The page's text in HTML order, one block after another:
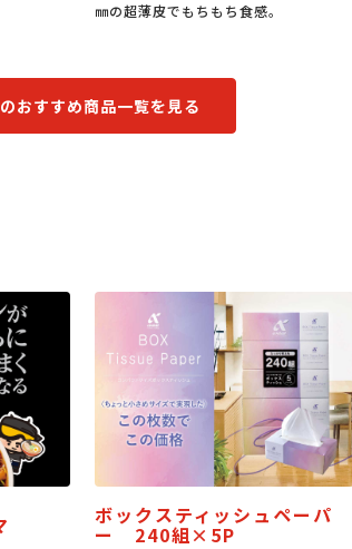
もなる万能たれです。
おすすめ商品一覧を見る
ボックスティッシュペーパ
ー 240組×5P